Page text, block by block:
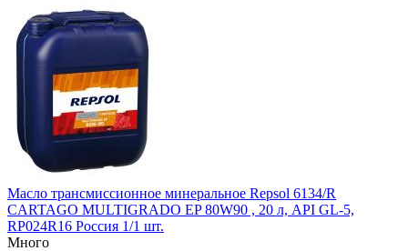
Масло трансмиссионное минеральное Repsol 6134/R
CARTAGO MULTIGRADO EP 80W90 , 20 л, API GL-5,
RP024R16 Россия 1/1 шт.
Много